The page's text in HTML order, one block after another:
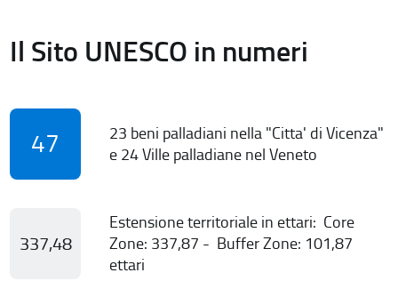
Il Sito UNESCO in numeri
47
23 beni palladiani nella "Citta' di Vicenza"
e 24 Ville palladiane nel Veneto
337,48
Estensione territoriale in ettari: Core
Zone: 337,87 - Buffer Zone: 101,87
ettari